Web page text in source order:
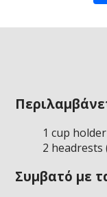
1 cup
2 headrests
Συμβατό με